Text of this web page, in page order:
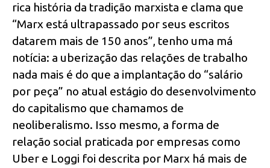
rica história da tradição marxista e clama que
“Marx está ultrapassado por seus escritos
datarem mais de 150 anos”, tenho uma má
notícia: a uberização das relações de trabalho
nada mais é do que a implantação do “salário
por peça” no atual estágio do desenvolvimento
do capitalismo que chamamos de
neoliberalismo. Isso mesmo, a forma de
relação social praticada por empresas como
Uber e Loggi foi descrita por Marx há mais de